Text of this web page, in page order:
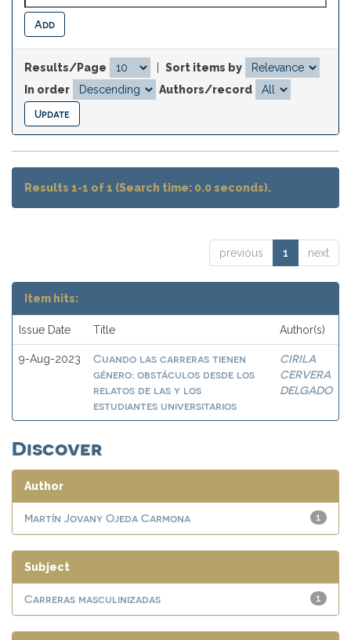
Results/Page
Sort items by
In order
Authors/record
Results 1-1 of 1 (Search time: 0.0 seconds).
previous 1 next
Item hits:
Issue Date Title Author(s)
9-Aug-2023
Cuando las carreras tienen
género: obstáculos desde los
relatos de las y los
estudiantes universitarios
CIRILA
CERVERA
DELGADO
Discover
Author
1
Martín Jovany Ojeda Carmona
Subject
1
Carreras masculinizadas